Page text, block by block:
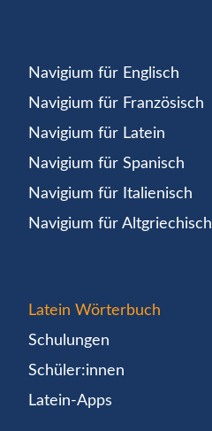
Navigium für Englisch
Navigium für Französisch
Navigium für Latein
Navigium für Spanisch
Navigium für Italienisch
Navigium für Altgriechisch
Latein Wörterbuch
Schulungen
Schüler:innen
Latein-Apps